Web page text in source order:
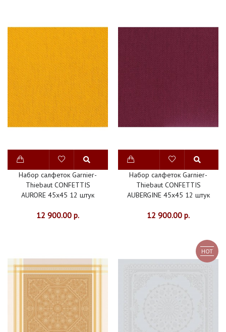
Набор салфеток Garnier-
Thiebaut CONFETTIS
AURORE 45х45 12 штук
12 900.00 р.
Набор салфеток Garnier-
Thiebaut CONFETTIS
AUBERGINE 45х45 12 штук
12 900.00 р.
HOT